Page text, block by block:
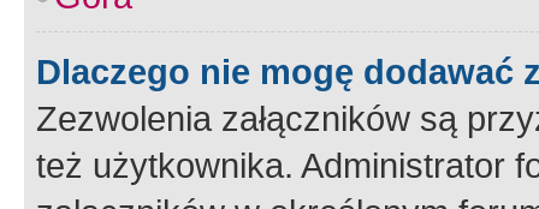
Dlaczego nie mogę dodawać
Zezwolenia załączników są
też użytkownika. Administrator